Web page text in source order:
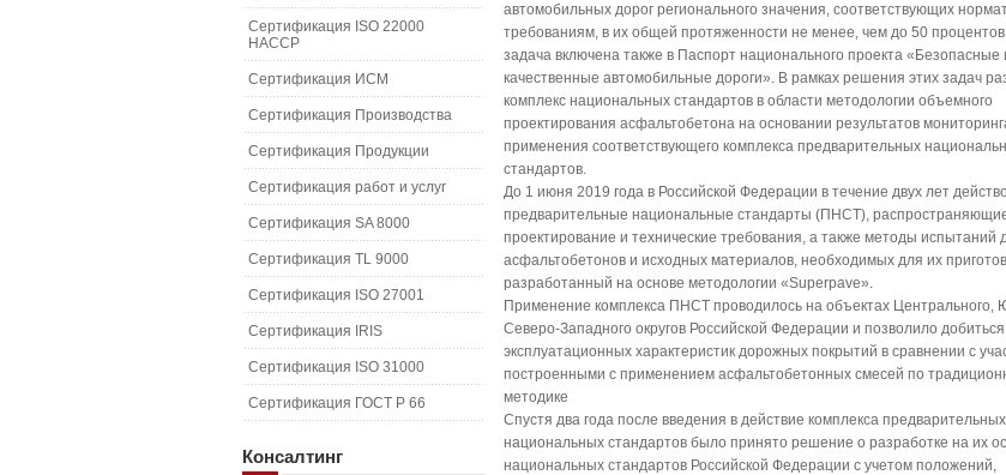
автомобильных дорог регионального значения, соответствующих
требованиям, в их общей протяженности не менее, чем до 50
задача включена также в Паспорт национального проекта «Безопасные
качественные автомобильные дороги». В рамках решения этих задач
комплекс национальных стандартов в области методологии объемного
проектирования асфальтобетона на основании результатов
применения соответствующего комплекса предварительных
стандартов.
До 1 июня 2019 года в Российской Федерации в течение двух лет
предварительные национальные стандарты (ПНСТ),
проектирование и технические требования, а также методы испытаний
асфальтобетонов и исходных материалов, необходимых для их
разработанный на основе методологии «Superpave».
Применение комплекса ПНСТ проводилось на объектах Центрального,
Северо-Западного округов Российской Федерации и позволило
эксплуатационных характеристик дорожных покрытий в сравнении с
построенными с применением асфальтобетонных смесей по
методике
Спустя два года после введения в действие комплекса предварительных
национальных стандартов было принято решение о разработке на их
национальных стандартов Российской Федерации с учетом положений,
Сертификация ISO 22000
HACCP
Сертификация ИСМ
Сертификация Производства
Сертификация Продукции
Сертификация работ и услуг
Сертификация SA 8000
Сертификация TL 9000
Сертификация ISO 27001
Сертификация IRIS
Сертификация ISO 31000
Сертификация ГОСТ Р 66
Консалтинг